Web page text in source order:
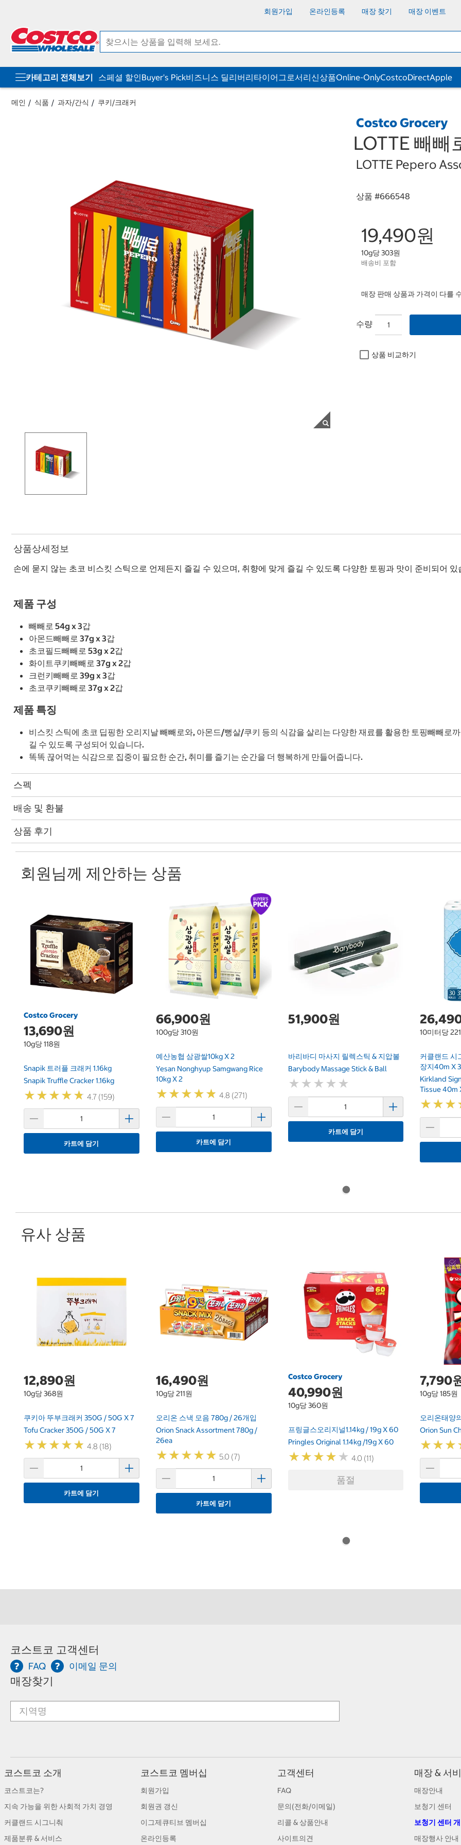
회원가입 온라인등록 매장 찾기 매장 이벤트
카테고리 전체보기 스페셜 할인Buyer's Pick비즈니스 딜리버리타이어그로서리신상품Online-OnlyCostcoDirectApple
메인 식품 과자/간식 쿠키/크래커
Costco Grocery
LOTTE 빼빼
LOTTE Pepero
상품 #666548
19,490원
10g당 303원
배송비 포함
매장 판매 상품과 가격이 다를
수량
상품 비교하기
상품상세정보
손에 묻지 않는 초코 비스킷 스틱으로 언제든지 즐길 수 있으며, 취향에 맞게 즐길 수 있도록 다양한 토핑과 맛이 준비되어 있
제품 구성
빼빼로 54g x 3갑
아몬드빼빼로 37g x 3갑
초코필드빼빼로 53g x 2갑
화이트쿠키빼빼로 37g x 2갑
크런키빼빼로 39g x 3갑
초코쿠키빼빼로 37g x 2갑
제품 특징
비스킷 스틱에 초코 딥핑한 오리지날 빼빼로와, 아몬드/뻥살/쿠키 등의 식감을 살리는 다양한 재료를 활용한 토핑빼빼로
길 수 있도록 구성되어 있습니다.
똑똑 끊어먹는 식감으로 집중이 필요한 순간, 취미를 즐기는 순간을 더 행복하게 만들어줍니다.
스펙
배송 및 환불
상품 후기
회원님께 제안하는 상품
Costco Grocery
13,690원
10g당 118원
Snapik 트러플 크래커 1.16kg
Snapik Truffle Cracker 1.16kg
★★★★★
★★★★★ 4.7 (159)
카트에 담기
66,900원
100g당 310원
예산농협 삼광쌀10kg X 2
Yesan Nonghyup Samgwang Rice
10kg X 2
★★★★★
★★★★★ 4.8 (271)
카트에 담기
51,900원
바리바디 마사지 릴렉스틱 & 지압볼
Barybody Massage Stick & Ball
★ ★ ★ ★ ★
★ ★ ★ ★ ★
카트에 담기
10미터당
커클랜드 시
장지40m X
Kirkland
Tissue 40m
★★★
★★★
유사 상품
12,890원
10g당 368원
쿠키아 뚜부크래커 350G / 50G X 7
Tofu Cracker 350G / 50G X 7
★★★★★
★★★★★ 4.8 (18)
카트에 담기
16,490원
10g당 211원
오리온 스낵 모음 780g / 26개입
Orion Snack Assortment 780g /
26ea
★★★★★
★★★★★ 5.0 (7)
카트에 담기
Costco Grocery
40,990원
10g당 360원
프링글스오리지널1.14kg / 19g X 60
Pringles Original 1.14kg /19g X 60
★★★★ ★
★★★★ ★ 4.0 (11)
품절
7,790
10g당 185원
오리온태양
Orion Sun
★★★
★★★
코스트코 고객센터
FAQ 이메일 문의
매장찾기
코스트코 소개
코스트코는?
지속 가능을 위한 사회적 가치 경영
커클랜드 시그니춰
제품분류 & 서비스
코스트코 멤버십
회원가입
회원권 갱신
이그제큐티브 멤버십
온라인등록
고객센터
FAQ
문의(전화/이메일)
리콜 & 상품안내
사이트의견
매장 & 서
매장안내
보청기 센터
보청기 센터
매장행사 안내